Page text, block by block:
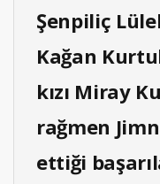
Şenpiliç
Kağan
kızı Miray
rağmen
ettiği